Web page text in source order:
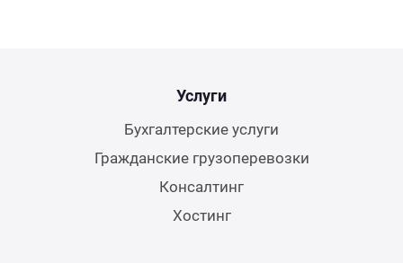
Услуги
Бухгалтерские услуги
Гражданские грузоперевозки
Консалтинг
Хостинг